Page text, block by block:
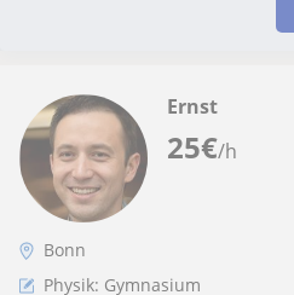
25€/h
Ernst
Bonn
Physik: Gymnasium